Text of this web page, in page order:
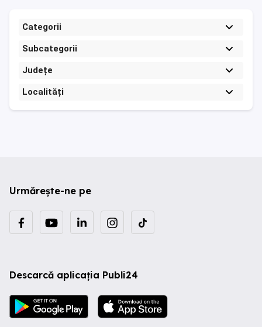
Categorii
Subcategorii
Județe
Localități
Urmărește-ne pe
Descarcă aplicația Publi24